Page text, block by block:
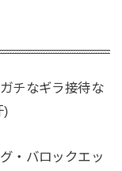
チなギラ接待な
)
・バロックエッ